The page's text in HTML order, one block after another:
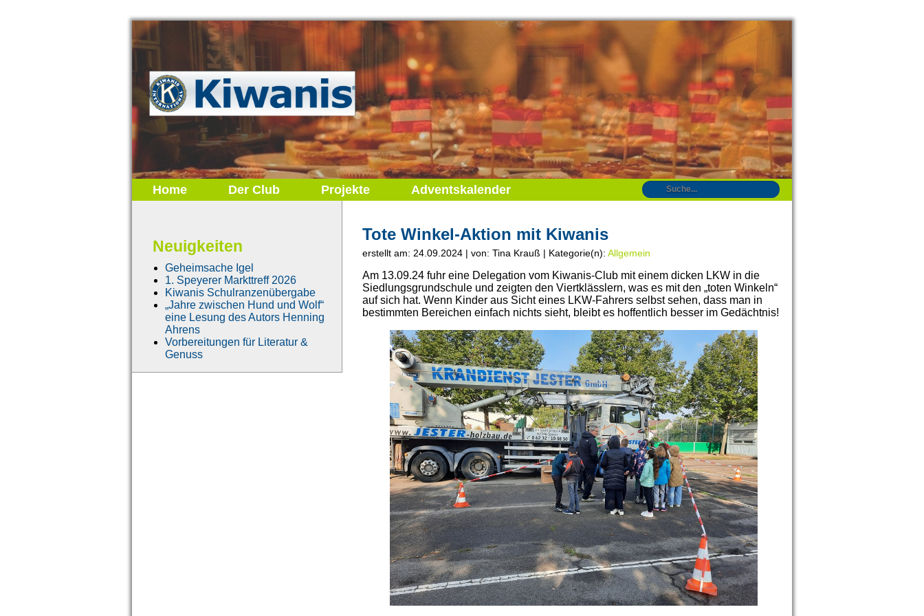
Home Der Club Projekte Adventskalender
Neuigkeiten
Geheimsache Igel
1. Speyerer Markttreff 2026
Kiwanis Schulranzenübergabe
„Jahre zwischen Hund und Wolf“
eine Lesung des Autors Henning
Ahrens
Vorbereitungen für Literatur &
Genuss
Tote Winkel-Aktion mit Kiwanis
erstellt am: 24.09.2024 | von: Tina Krauß | Kategorie(n): Allgemein
Am 13.09.24 fuhr eine Delegation vom Kiwanis-Club mit einem dicken LKW in die
Siedlungsgrundschule und zeigten den Viertklässlern, was es mit den „toten Winkeln“
auf sich hat. Wenn Kinder aus Sicht eines LKW-Fahrers selbst sehen, dass man in
bestimmten Bereichen einfach nichts sieht, bleibt es hoffentlich besser im Gedächtnis!